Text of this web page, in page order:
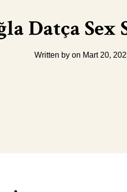
Datça Sex
Written by on Mart 20,